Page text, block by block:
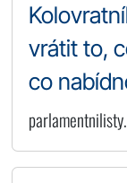
vrátit to,
co